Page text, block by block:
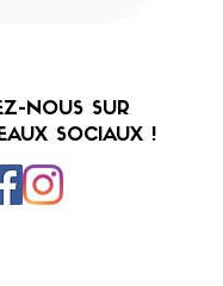
NOUS SUR
SOCIAUX !